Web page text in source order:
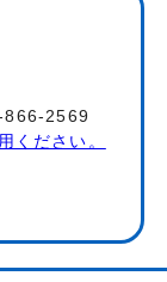
866-2569
ください。